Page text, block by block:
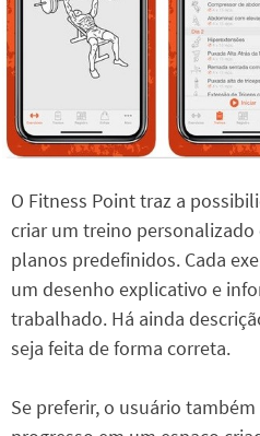
O Fitness Point traz a
criar um treino
planos predefinidos. Cada
um desenho explicativo e
trabalhado. Há ainda
seja feita de forma correta.
Se preferir, o usuário